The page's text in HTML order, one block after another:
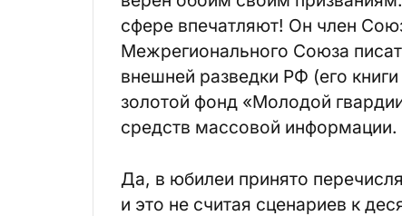
сфере впечатляют! Он член
Межрегионального Союза
внешней разведки РФ (его
золотой фонд «Молодой
средств массовой информации.
Да, в юбилеи принято
и это не считая сценариев к